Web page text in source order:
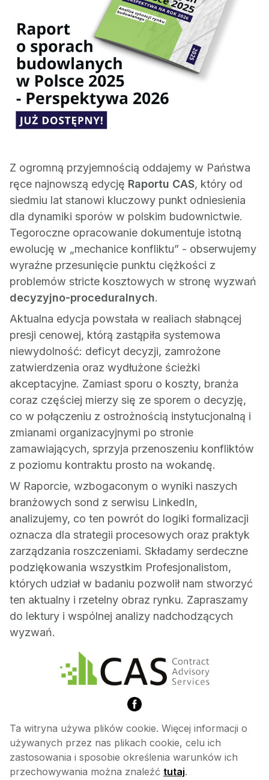
Z ogromną przyjemnością oddajemy w Państwa
ręce najnowszą edycję Raportu CAS, który od
siedmiu lat stanowi kluczowy punkt odniesienia
dla dynamiki sporów w polskim budownictwie.
Tegoroczne opracowanie dokumentuje istotną
ewolucję w „mechanice konfliktu” - obserwujemy
wyraźne przesunięcie punktu ciężkości z
problemów stricte kosztowych w stronę wyzwań
decyzyjno-proceduralnych.
Aktualna edycja powstała w realiach słabnącej
presji cenowej, którą zastąpiła systemowa
niewydolność: deficyt decyzji, zamrożone
zatwierdzenia oraz wydłużone ścieżki
akceptacyjne. Zamiast sporu o koszty, branża
coraz częściej mierzy się ze sporem o decyzję,
co w połączeniu z ostrożnością instytucjonalną i
zmianami organizacyjnymi po stronie
zamawiających, sprzyja przenoszeniu konfliktów
z poziomu kontraktu prosto na wokandę.
W Raporcie, wzbogaconym o wyniki naszych
branżowych sond z serwisu LinkedIn,
analizujemy, co ten powrót do logiki formalizacji
oznacza dla strategii procesowych oraz praktyk
zarządzania roszczeniami. Składamy serdeczne
podziękowania wszystkim Profesjonalistom,
których udział w badaniu pozwolił nam stworzyć
ten aktualny i rzetelny obraz rynku. Zapraszamy
do lektury i wspólnej analizy nadchodzących
wyzwań.
Ta witryna używa plików cookie. Więcej informacji o
używanych przez nas plikach cookie, celu ich
zastosowania i sposobie określenia warunków ich
przechowywania można znaleźć tutaj.